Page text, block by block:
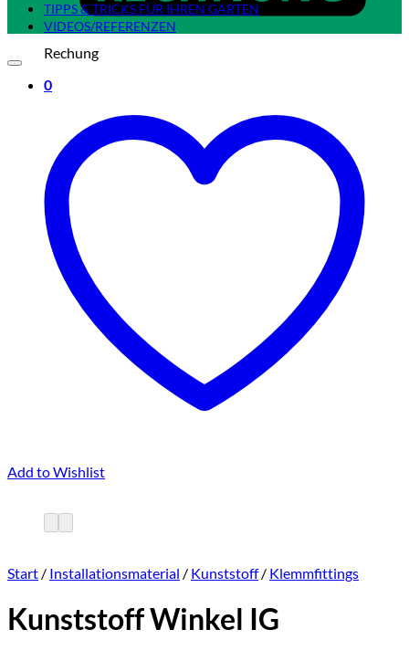
Rechung
0
TIPPS & TRICKS FÜR IHREN GARTEN
VIDEOS/REFERENZEN
Add to Wishlist
Start / Installationsmaterial / Kunststoff / Klemmfittings
Kunststoff Winkel IG